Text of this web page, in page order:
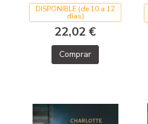
DISPONIBLE (de 10 a 12
días)
22,02 €
Comprar